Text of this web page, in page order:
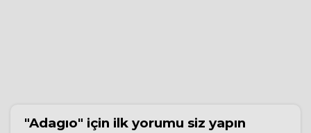
"Adagıo" için ilk yorumu siz yapın